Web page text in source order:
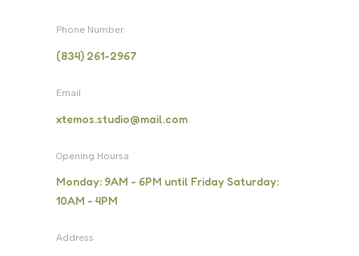
Phone Number
(834) 261-2967
Email
xtemos.studio@mail.com
Opening Hoursa
Monday: 9AM - 6PM until Friday Saturday:
10AM - 4PM
Address